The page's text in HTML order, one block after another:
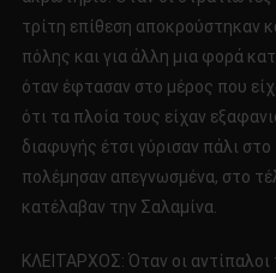
τρίτη επίθεση αποκρούστηκαν
πόλης και για άλλη μια φορά
όταν έφτασαν στο μέρος που
ότι τα πλοία τους είχαν
διαφυγής έτσι γύρισαν πάλι
πολέμησαν απεγνωσμένα, στο
κατέλαβαν την Σαλαμίνα.
ΚΛΕΙΤΑΡΧΟΣ: Όταν οι αντίπαλοι